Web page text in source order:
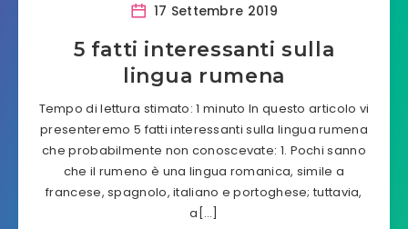
17 Settembre 2019
5 fatti interessanti sulla
lingua rumena
Tempo di lettura stimato: 1 minuto In questo articolo vi
presenteremo 5 fatti interessanti sulla lingua rumena
che probabilmente non conoscevate: 1. Pochi sanno
che il rumeno è una lingua romanica, simile a
francese, spagnolo, italiano e portoghese; tuttavia,
a[…]